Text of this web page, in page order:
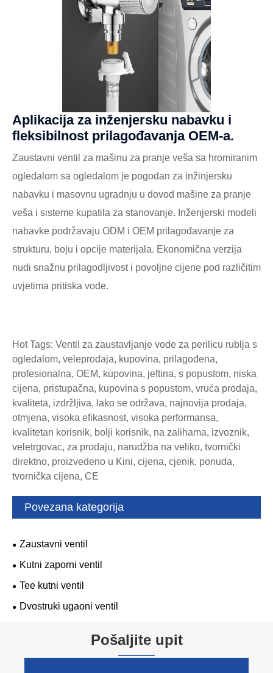
Aplikacija za inženjersku nabavku i
fleksibilnost prilagođavanja OEM-a.
Zaustavni ventil za mašinu za pranje veša sa hromiranim
ogledalom sa ogledalom je pogodan za inžinjersku
nabavku i masovnu ugradnju u dovod mašine za pranje
veša i sisteme kupatila za stanovanje. Inženjerski modeli
nabavke podržavaju ODM i OEM prilagođavanje za
strukturu, boju i opcije materijala. Ekonomična verzija
nudi snažnu prilagodljivost i povoljne cijene pod različitim
uvjetima pritiska vode.
Hot Tags: Ventil za zaustavljanje vode za perilicu rublja s
ogledalom, veleprodaja, kupovina, prilagođena,
profesionalna, OEM, kupovina, jeftina, s popustom, niska
cijena, pristupačna, kupovina s popustom, vruća prodaja,
kvaliteta, izdržljiva, lako se održava, najnovija prodaja,
otmjena, visoka efikasnost, visoka performansa,
kvalitetan korisnik, bolji korisnik, na zalihama, izvoznik,
veletrgovac, za prodaju, narudžba na veliko, tvornički
direktno, proizvedeno u Kini, cijena, cjenik, ponuda,
tvornička cijena, CE
Povezana kategorija
Zaustavni ventil
Kutni zaporni ventil
Tee kutni ventil
Dvostruki ugaoni ventil
Pošaljite upit